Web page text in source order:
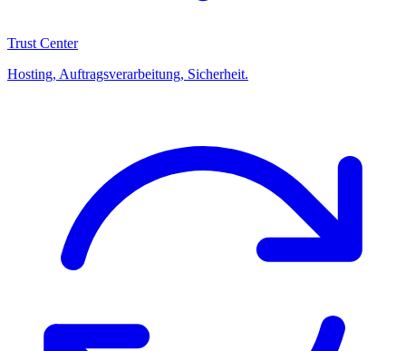
Trust Center
Hosting, Auftragsverarbeitung, Sicherheit.